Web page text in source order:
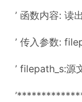
’ 函数内容: 读
’ 传入参数:
’ filepath_s:源